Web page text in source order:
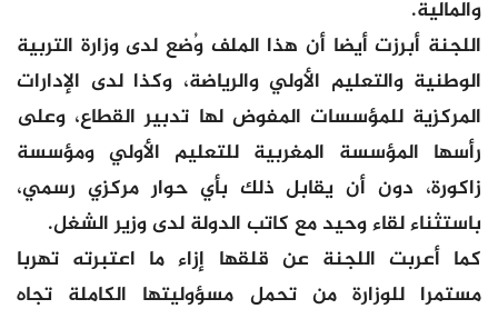
والمالية.
اللجنة أبرزت أيضا أن هذا الملف وُضع لدى وزارة التربية
الوطنية والتعليم الأولي والرياضة، وكذا لدى الإدارات
المركزية للمؤسسات المفوض لها تدبير القطاع، وعلى
رأسها المؤسسة المغربية للتعليم الأولي ومؤسسة
زاكورة، دون أن يقابل ذلك بأي حوار مركزي رسمي،
باستثناء لقاء وحيد مع كاتب الدولة لدى وزير الشغل.
كما أعربت اللجنة عن قلقها إزاء ما اعتبرته تهربا
مستمرا للوزارة من تحمل مسؤوليتها الكاملة تجاه